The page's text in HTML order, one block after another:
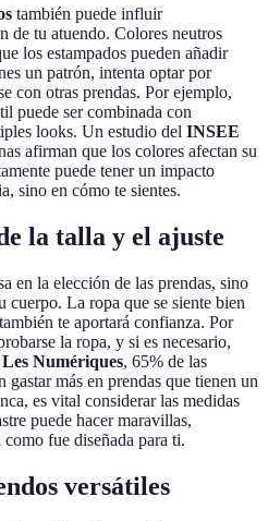
también puede influir
de tu atuendo. Colores neutros
los estampados pueden añadir
un patrón, intenta optar por
con otras prendas. Por ejemplo,
puede ser combinada con
looks. Un estudio del INSEE
afirman que los colores afectan su
puede tener un impacto
sino en cómo te sientes.
la talla y el ajuste
en la elección de las prendas, sino
cuerpo. La ropa que se siente bien
te aportará confianza. Por
la ropa, y si es necesario,
Les Numériques, 65% de las
gastar más en prendas que tienen un
es vital considerar las medidas
puede hacer maravillas,
fue diseñada para ti.
versátiles